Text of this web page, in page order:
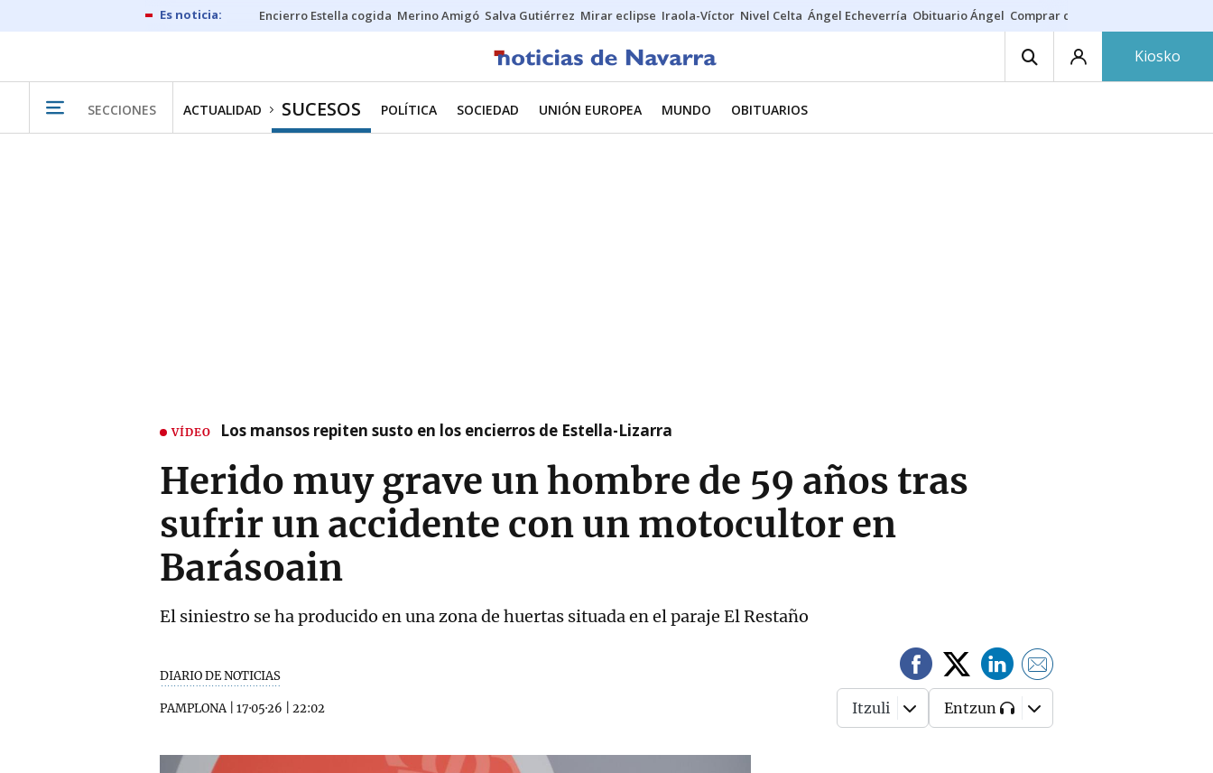
Encierro Estella cogida Merino Amigó Salva Gutiérrez Mirar eclipse Iraola-Víctor Nivel Celta Ángel Echeverría Obituario Ángel Comprar casa
Kiosko
SECCIONES ACTUALIDAD SUCESOS POLÍTICA SOCIEDAD UNIÓN EUROPEA MUNDO OBITUARIOS
VÍDEO Los mansos repiten susto en los encierros de Estella-Lizarra
Herido muy grave un hombre de 59 años tras
sufrir un accidente con un motocultor en
Barásoain
El siniestro se ha producido en una zona de huertas situada en el paraje El Restaño
DIARIO DE NOTICIAS
PAMPLONA| 17·05·26 22:02 Itzuli Entzun